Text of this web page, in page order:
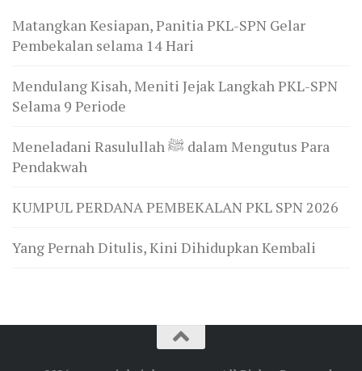
Matangkan Kesiapan, Panitia PKL-SPN Gelar
Pembekalan selama 14 Hari
Mendulang Kisah, Meniti Jejak Langkah PKL-SPN
Selama 9 Periode
Meneladani Rasulullah ﷺ dalam Mengutus Para
Pendakwah
KUMPUL PERDANA PEMBEKALAN PKL SPN 2026
Yang Pernah Ditulis, Kini Dihidupkan Kembali